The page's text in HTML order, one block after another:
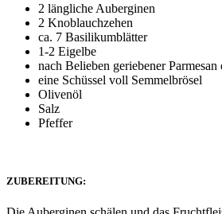
2 längliche Auberginen
2 Knoblauchzehen
ca. 7 Basilikumblätter
1-2 Eigelbe
nach Belieben geriebener Parmesan
eine Schüssel voll Semmelbrösel
Olivenöl
Salz
Pfeffer
ZUBEREITUNG: